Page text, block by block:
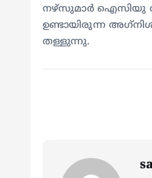
നഴ്‌സുമാര്‍ ഐസിയു
ഉണ്ടായിരുന്ന
തള്ളുന്നു.